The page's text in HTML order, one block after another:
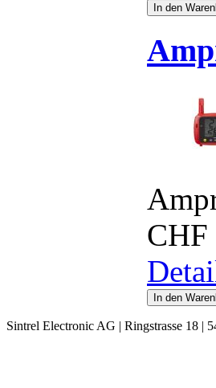
CHF
Sintrel Electronic AG | Ringstrasse 18 |